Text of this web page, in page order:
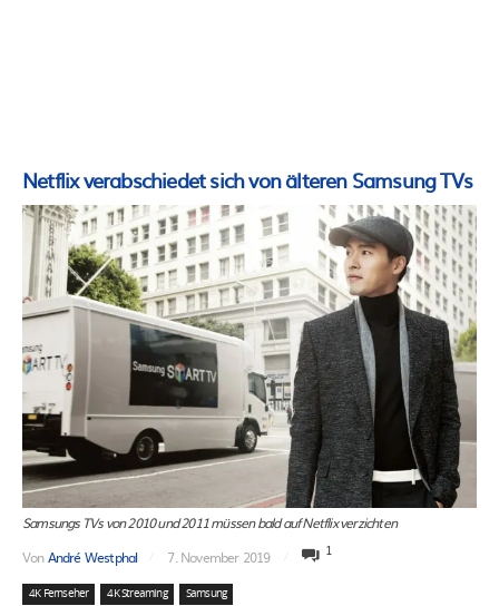
Netflix verabschiedet sich von älteren Samsung TVs
Samsungs TVs von 2010 und 2011 müssen bald auf Netflix verzichten
VonAndré Westphal 7. November 2019 1
4K Fernseher 4K Streaming Samsung